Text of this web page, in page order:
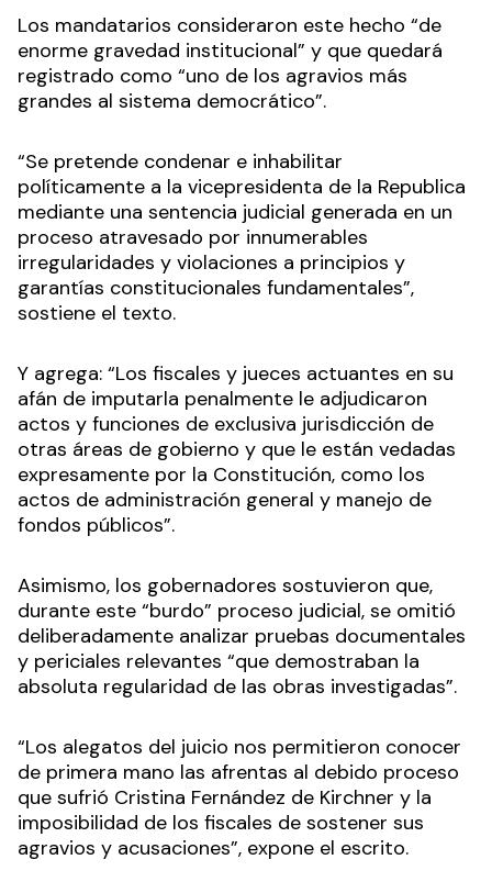
Los mandatarios consideraron este hecho “de
enorme gravedad institucional” y que quedará
registrado como “uno de los agravios más
grandes al sistema democrático”.
“Se pretende condenar e inhabilitar
políticamente a la vicepresidenta de la Republica
mediante una sentencia judicial generada en un
proceso atravesado por innumerables
irregularidades y violaciones a principios y
garantías constitucionales fundamentales”,
sostiene el texto.
Y agrega: “Los fiscales y jueces actuantes en su
afán de imputarla penalmente le adjudicaron
actos y funciones de exclusiva jurisdicción de
otras áreas de gobierno y que le están vedadas
expresamente por la Constitución, como los
actos de administración general y manejo de
fondos públicos”.
Asimismo, los gobernadores sostuvieron que,
durante este “burdo” proceso judicial, se omitió
deliberadamente analizar pruebas documentales
y periciales relevantes “que demostraban la
absoluta regularidad de las obras investigadas”.
“Los alegatos del juicio nos permitieron conocer
de primera mano las afrentas al debido proceso
que sufrió Cristina Fernández de Kirchner y la
imposibilidad de los fiscales de sostener sus
agravios y acusaciones”, expone el escrito.